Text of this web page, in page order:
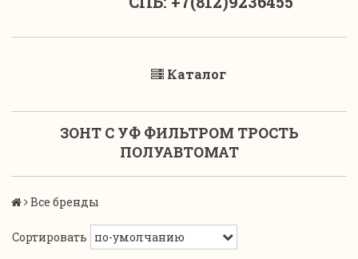
Каталог
ЗОНТ С УФ ФИЛЬТРОМ ТРОСТЬ
ПОЛУАВТОМАТ
Все бренды
Сортировать